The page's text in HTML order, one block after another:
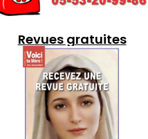
Revues gratuites